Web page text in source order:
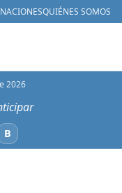
QUIÉNES SOMOS
2026
BBluesky